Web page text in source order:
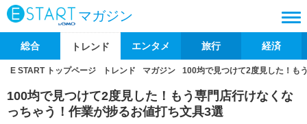
マガジン
総合 トレンド エンタメ 旅行 経済
E START トップページ トレンド マガジン 100均で見つけて2度見した！も
100均で見つけて2度見した！もう専門店行けなくな
っちゃう！作業が捗るお値打ち文具3選